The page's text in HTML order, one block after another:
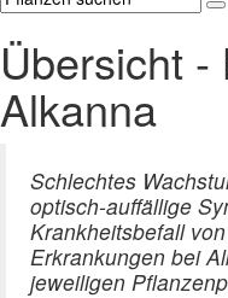
Übersicht -
Alkanna
Schlechtes
optisch-auffällige
Krankheitsbefall
Erkrankungen bei
jeweiligen